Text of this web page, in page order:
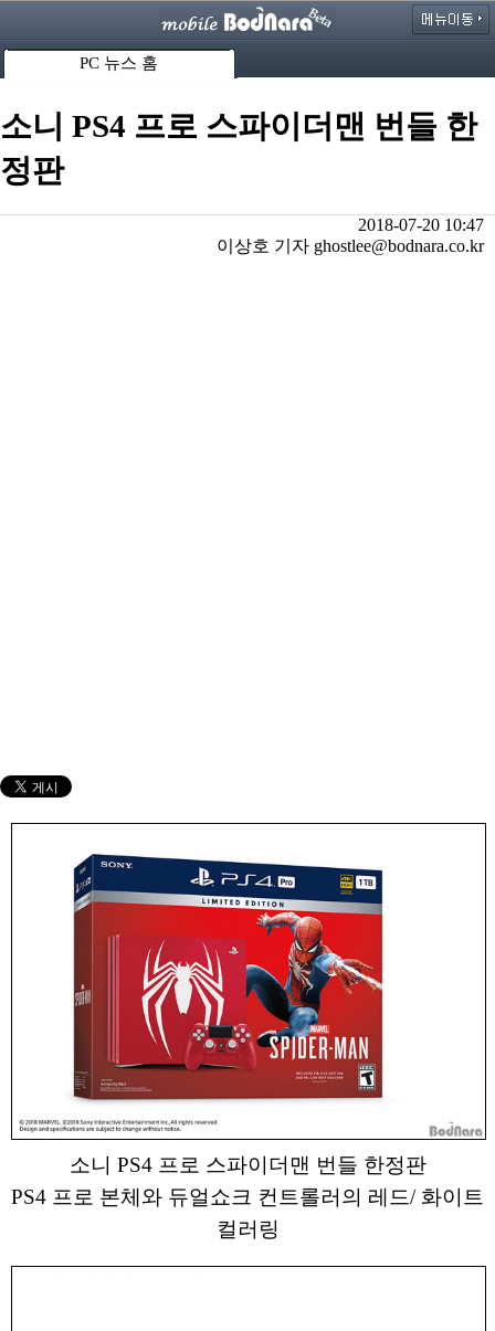
PC 뉴스 홈
소니 PS4 프로 스파이더맨 번들 한
정판
2018-07-20 10:47
이상호 기자 ghostlee@bodnara.co.kr
소니 PS4 프로 스파이더맨 번들 한정판
PS4 프로 본체와 듀얼쇼크 컨트롤러의 레드/ 화이트
컬러링